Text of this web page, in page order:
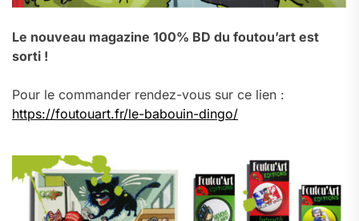
Le nouveau magazine 100% BD du foutou’art est
sorti !
Pour le commander rendez-vous sur ce lien :
https://foutouart.fr/le-babouin-dingo/